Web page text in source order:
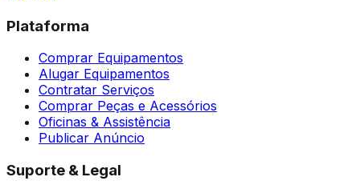
Plataforma
Comprar Equipamentos
Alugar Equipamentos
Contratar Serviços
Comprar Peças e Acessórios
Oficinas & Assistência
Publicar Anúncio
Suporte & Legal